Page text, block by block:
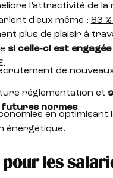
l’attractivité de la
d’eux même : 83
plus de plaisir à
si celle-ci est
.
de
réglementation et
normes.
en optimisant
énergétique.
pour les